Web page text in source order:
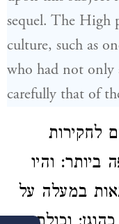
sequel. The High
culture, such as
who had not only
carefully that of
לחקירות
והיו
במעלה על